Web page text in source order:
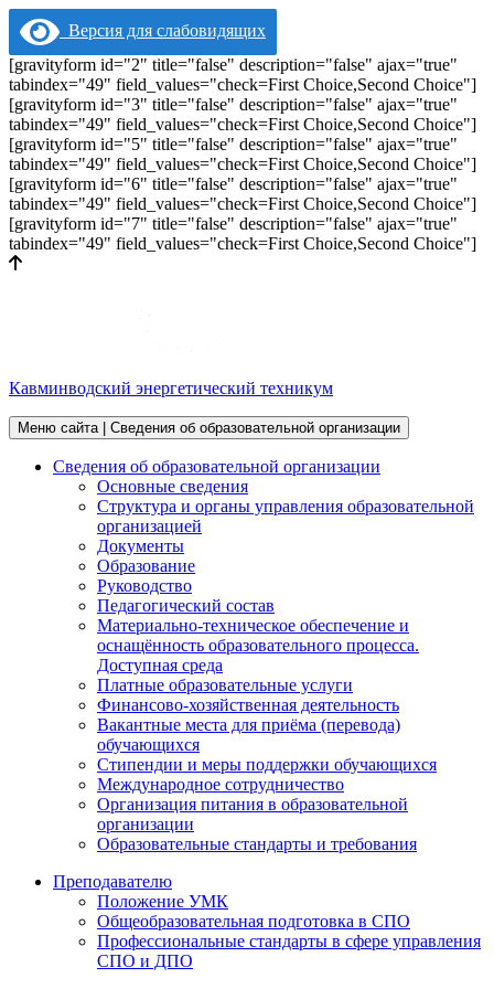
Версия для слабовидящих
[gravityform id="2" title="false" description="false" ajax="true"
tabindex="49" field_values="check=First Choice,Second Choice"]
[gravityform id="3" title="false" description="false" ajax="true"
tabindex="49" field_values="check=First Choice,Second Choice"]
[gravityform id="5" title="false" description="false" ajax="true"
tabindex="49" field_values="check=First Choice,Second Choice"]
[gravityform id="6" title="false" description="false" ajax="true"
tabindex="49" field_values="check=First Choice,Second Choice"]
[gravityform id="7" title="false" description="false" ajax="true"
tabindex="49" field_values="check=First Choice,Second Choice"]
Кавминводский энергетический техникум
Меню сайта | Сведения об образовательной организации
Сведения об образовательной организации
Основные сведения
Структура и органы управления образовательной
организацией
Документы
Образование
Руководство
Педагогический состав
Материально-техническое обеспечение и
оснащённость образовательного процесса.
Доступная среда
Платные образовательные услуги
Финансово-хозяйственная деятельность
Вакантные места для приёма (перевода)
обучающихся
Стипендии и меры поддержки обучающихся
Международное сотрудничество
Организация питания в образовательной
организации
Образовательные стандарты и требования
Преподавателю
Положение УМК
Общеобразовательная подготовка в СПО
Профессиональные стандарты в сфере управления
СПО и ДПО